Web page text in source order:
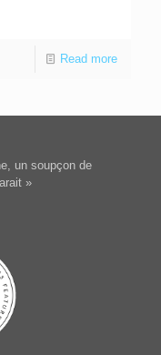
Read more
un soupçon de
»